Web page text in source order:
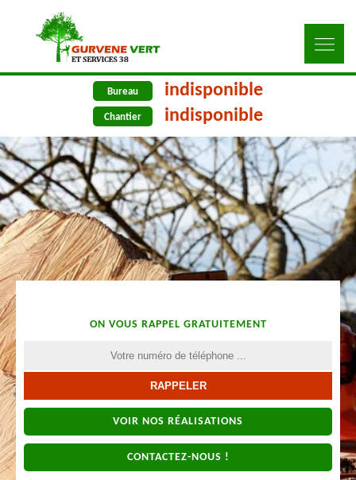
Bureau indisponible
Chantier indisponible
ON VOUS RAPPEL GRATUITEMENT
VOIR NOS RÉALISATIONS
CONTACTEZ-NOUS !